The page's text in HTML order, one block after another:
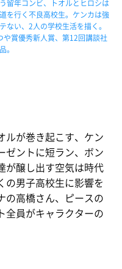
留年コンビ、トオルとヒロシは
を行く不良高校生。ケンカは強
ない、2人の学校生活を描く。
や賞優秀新人賞、第12回講談社
。
ルが巻き起こす、ケン
ゼントに短ラン、ボン
が醸し出す空気は時代
の男子高校生に影響を
の高橋さん、ピースの
全員がキャラクターの